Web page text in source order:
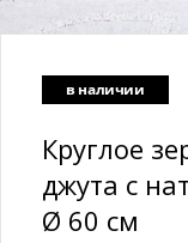
в наличии
Круглое
джута с
Ø 60 см